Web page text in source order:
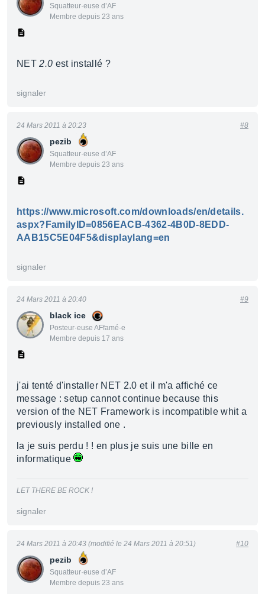
Squatteur·euse d’AF
Membre depuis 23 ans
NET2.0 est installé ?
signaler
pezib
Squatteur·euse d’AF
Membre depuis 23 ans
24 Mars 2011 à 20:23 #8
https://www.microsoft.com/downloads/en/details.
aspx?FamilyID=0856EACB-4362-4B0D-8EDD-
AAB15C5E04F5&displaylang=en
signaler
black ice
Posteur·euse AFfamé·e
Membre depuis 17 ans
24 Mars 2011 à 20:40 #9
j'ai tenté d'installer NET 2.0 et il m'a affiché ce
message : setup cannot continue because this
version of the NET Framework is incompatible whit a
previously installed one .
la je suis perdu ! ! en plus je suis une bille en
informatique
LET THERE BE ROCK !
signaler
pezib
Squatteur·euse d’AF
Membre depuis 23 ans
24 Mars 2011 à 20:43 (modifié le 24 Mars 2011 à 20:51) #10